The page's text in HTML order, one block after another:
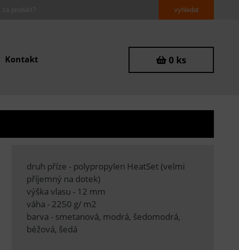
Kontakt 0 ks
druh příze - polypropylen HeatSet (velmi
příjemný na dotek)
výška vlasu - 12 mm
váha - 2250 g/ m2
barva - smetanová, modrá, šedomodrá,
béžová, šedá